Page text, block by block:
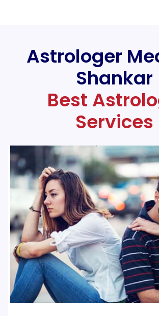
Astrologer
Shankar
Best
Services